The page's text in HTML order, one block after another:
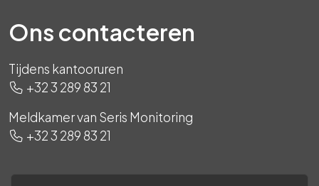
Ons contacteren
Tijdens kantooruren
+32 3 289 83 21
Meldkamer van Seris Monitoring
+32 3 289 83 21